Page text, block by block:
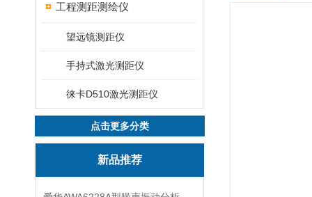
工程测距测绘仪
望远镜测距仪
手持式激光测距仪
徕卡D510激光测距仪
点击更多分类
新品推荐